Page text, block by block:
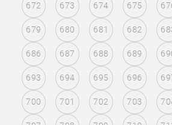
672 673 674 675
679 680 681 682
686 687 688 689
693 694 695 696
700 701 702 703